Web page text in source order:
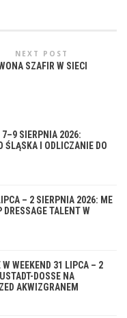
NEXT POST
SZAFIR W SIECI
7–9 SIERPNIA 2026:
ŚLĄSKA I ODLICZANIE DO
– 2 SIERPNIA 2026: ME
TALENT W
WEEKEND 31 LIPCA – 2
DOSSE NA
AKWIZGRANEM